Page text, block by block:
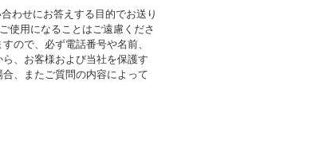
わせにお答えする目的でお送り
使用になることはご遠慮くださ
ので、必ず電話番号や名前、
、お客様および当社を保護す
、またご質問の内容によって